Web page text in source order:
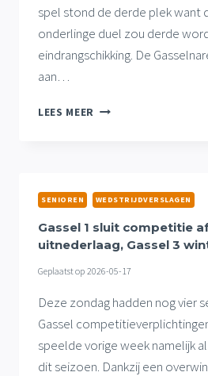
spel stond de derde plek want
onderlinge duel zou derde
eindrangschikking. De
aan…
LEES MEER GASSEL
MET
RUIME
THUISWINST
SENIOREN WEDSTRIJDVERSLAGEN
Gassel 1 sluit competitie
uitnederlaag, Gassel 3
Geplaatst op 2026-05-17
Deze zondag hadden nog vier
Gassel
speelde vorige week namelijk
dit seizoen. Dankzij een